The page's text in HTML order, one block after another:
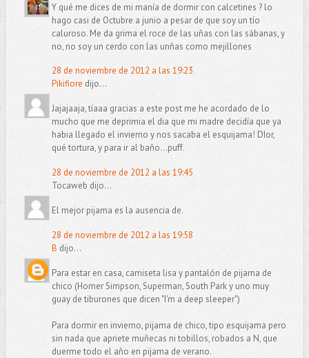
Y qué me dices de mi manía de dormir con calcetines ? lo
hago casi de Octubre a junio a pesar de que soy un tío
caluroso. Me da grima el roce de las uñas con las sábanas, y
no, no soy un cerdo con las unñas como mejillones
28 de noviembre de 2012 a las 19:23
Pikifiore dijo...
Jajajaaja, tíaaa gracias a este post me he acordado de lo
mucho que me deprimia el dia que mi madre decidía que ya
habia llegado el invierno y nos sacaba el esquijama! DIor,
qué tortura, y para ir al baño...puff.
28 de noviembre de 2012 a las 19:45
Tocaweb dijo...
El mejor pijama es la ausencia de.
28 de noviembre de 2012 a las 19:58
B dijo...
Para estar en casa, camiseta lisa y pantalón de pijama de
chico (Homer Simpson, Superman, South Park y uno muy
guay de tiburones que dicen "I'm a deep sleeper")
Para dormir en invierno, pijama de chico, tipo esquijama pero
sin nada que apriete muñecas ni tobillos, robados a N, que
duerme todo el año en pijama de verano.